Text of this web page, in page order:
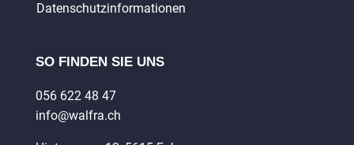
Datenschutzinformationen
SO FINDEN SIE UNS
056 622 48 47
info@walfra.ch